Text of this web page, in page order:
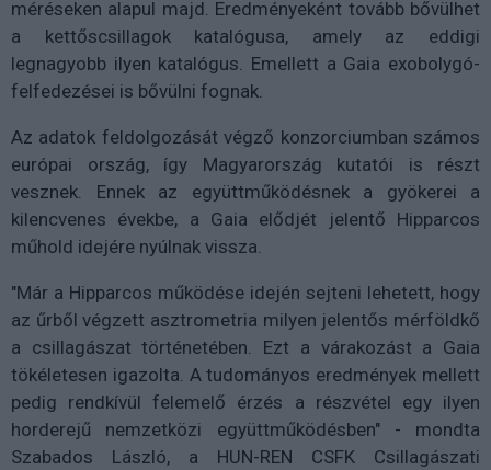
méréseken alapul majd. Eredményeként tovább bővülhet
a kettőscsillagok katalógusa, amely az eddigi
legnagyobb ilyen katalógus. Emellett a Gaia exobolygó-
felfedezései is bővülni fognak.
Az adatok feldolgozását végző konzorciumban számos
európai ország, így Magyarország kutatói is részt
vesznek. Ennek az együttműködésnek a gyökerei a
kilencvenes évekbe, a Gaia elődjét jelentő Hipparcos
műhold idejére nyúlnak vissza.
"Már a Hipparcos működése idején sejteni lehetett, hogy
az űrből végzett asztrometria milyen jelentős mérföldkő
a csillagászat történetében. Ezt a várakozást a Gaia
tökéletesen igazolta. A tudományos eredmények mellett
pedig rendkívül felemelő érzés a részvétel egy ilyen
horderejű nemzetközi együttműködésben" - mondta
Szabados László, a HUN-REN CSFK Csillagászati